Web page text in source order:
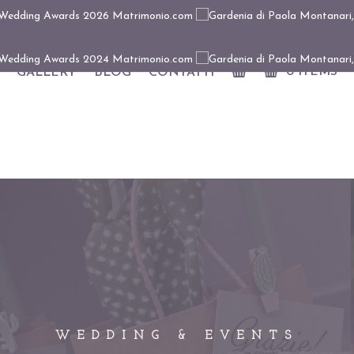
GALLERY BLOG CONTATTI 0 ITEMS
WEDDING & EVENTS